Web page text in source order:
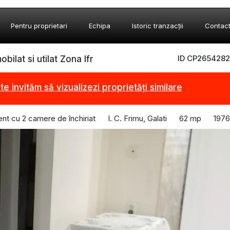
Pentru proprietari Echipa Istoric tranzacții Contact
ID CP2654282
si utilat Zona Ifr
te invităm să vizualizezi proprietăți similare
cu 2 camere de închiriat I. C. Frimu, Galati 62 mp 1976